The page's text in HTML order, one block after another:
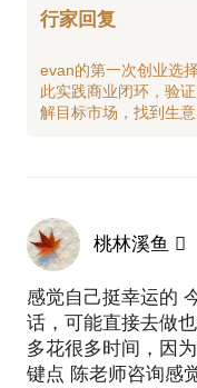
行家回复
evan的第一次创业选
此实践商业闭环，验
桃林溪鱼 
感觉自己挺幸运的
话，可能直接去做
多花很多时间，因
键点 陈老师咨询感